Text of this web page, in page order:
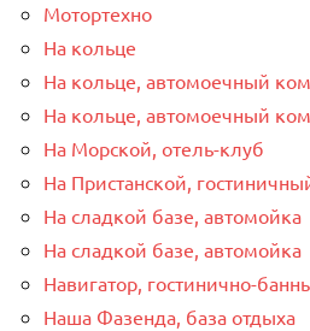
Мотортехно
На кольце
На кольце, автомоечный
На кольце, автомоечный
На Морской, отель-клуб
На Пристанской,
На сладкой базе, автомойка
На сладкой базе, автомойка
Навигатор, гостинично-
Наша Фазенда, база отдыха